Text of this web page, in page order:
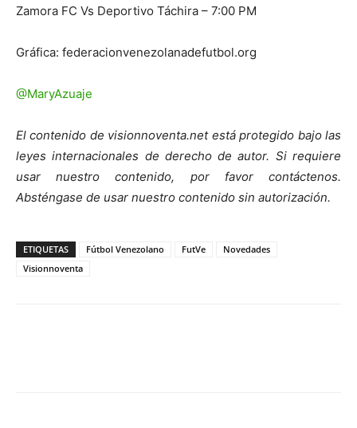
Zamora FC Vs Deportivo Táchira – 7:00 PM
Gráfica: federacionvenezolanadefutbol.org
@MaryAzuaje
El contenido de visionnoventa.net está protegido bajo las
leyes internacionales de derecho de autor. Si requiere
usar nuestro contenido, por favor contáctenos.
Absténgase de usar nuestro contenido sin autorización.
ETIQUETAS Fútbol Venezolano FutVe
Novedades
Visionnoventa